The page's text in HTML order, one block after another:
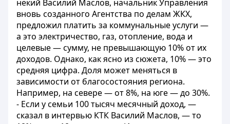
некий Василий Маслов, начальник Управления
вновь созданного Агентства по делам ЖКХ,
предложил платить за коммунальные услуги —
а это электричество, газ, отопление, вода и
целевые — сумму, не превышающую 10% от их
доходов. Однако, как ясно из сюжета, 10% — это
средняя цифра. Доля может меняться в
зависимости от благосостояния региона.
Например, на севере — от 8%, на юге — до 30%.
- Если у семьи 100 тысяч месячный доход, —
сказал в интервью КТК Василий Маслов, — то